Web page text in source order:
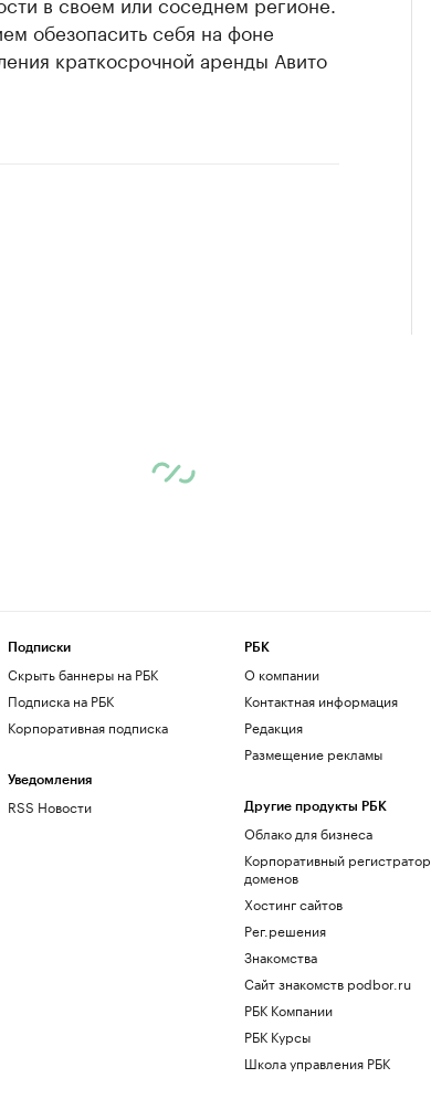
обезопасить себя на фоне
краткосрочной аренды Авито
Подписки
Скрыть баннеры на РБК
Подписка на РБК
Корпоративная подписка
Уведомления
RSS Новости
РБК
О компании
Контактная информация
Редакция
Размещение рекламы
Другие продукты РБК
Облако для бизнеса
Корпоративный регистратор
доменов
Хостинг сайтов
Рег.решения
Знакомства
Сайт знакомств podbor.ru
РБК Компании
РБК Курсы
Школа управления РБК